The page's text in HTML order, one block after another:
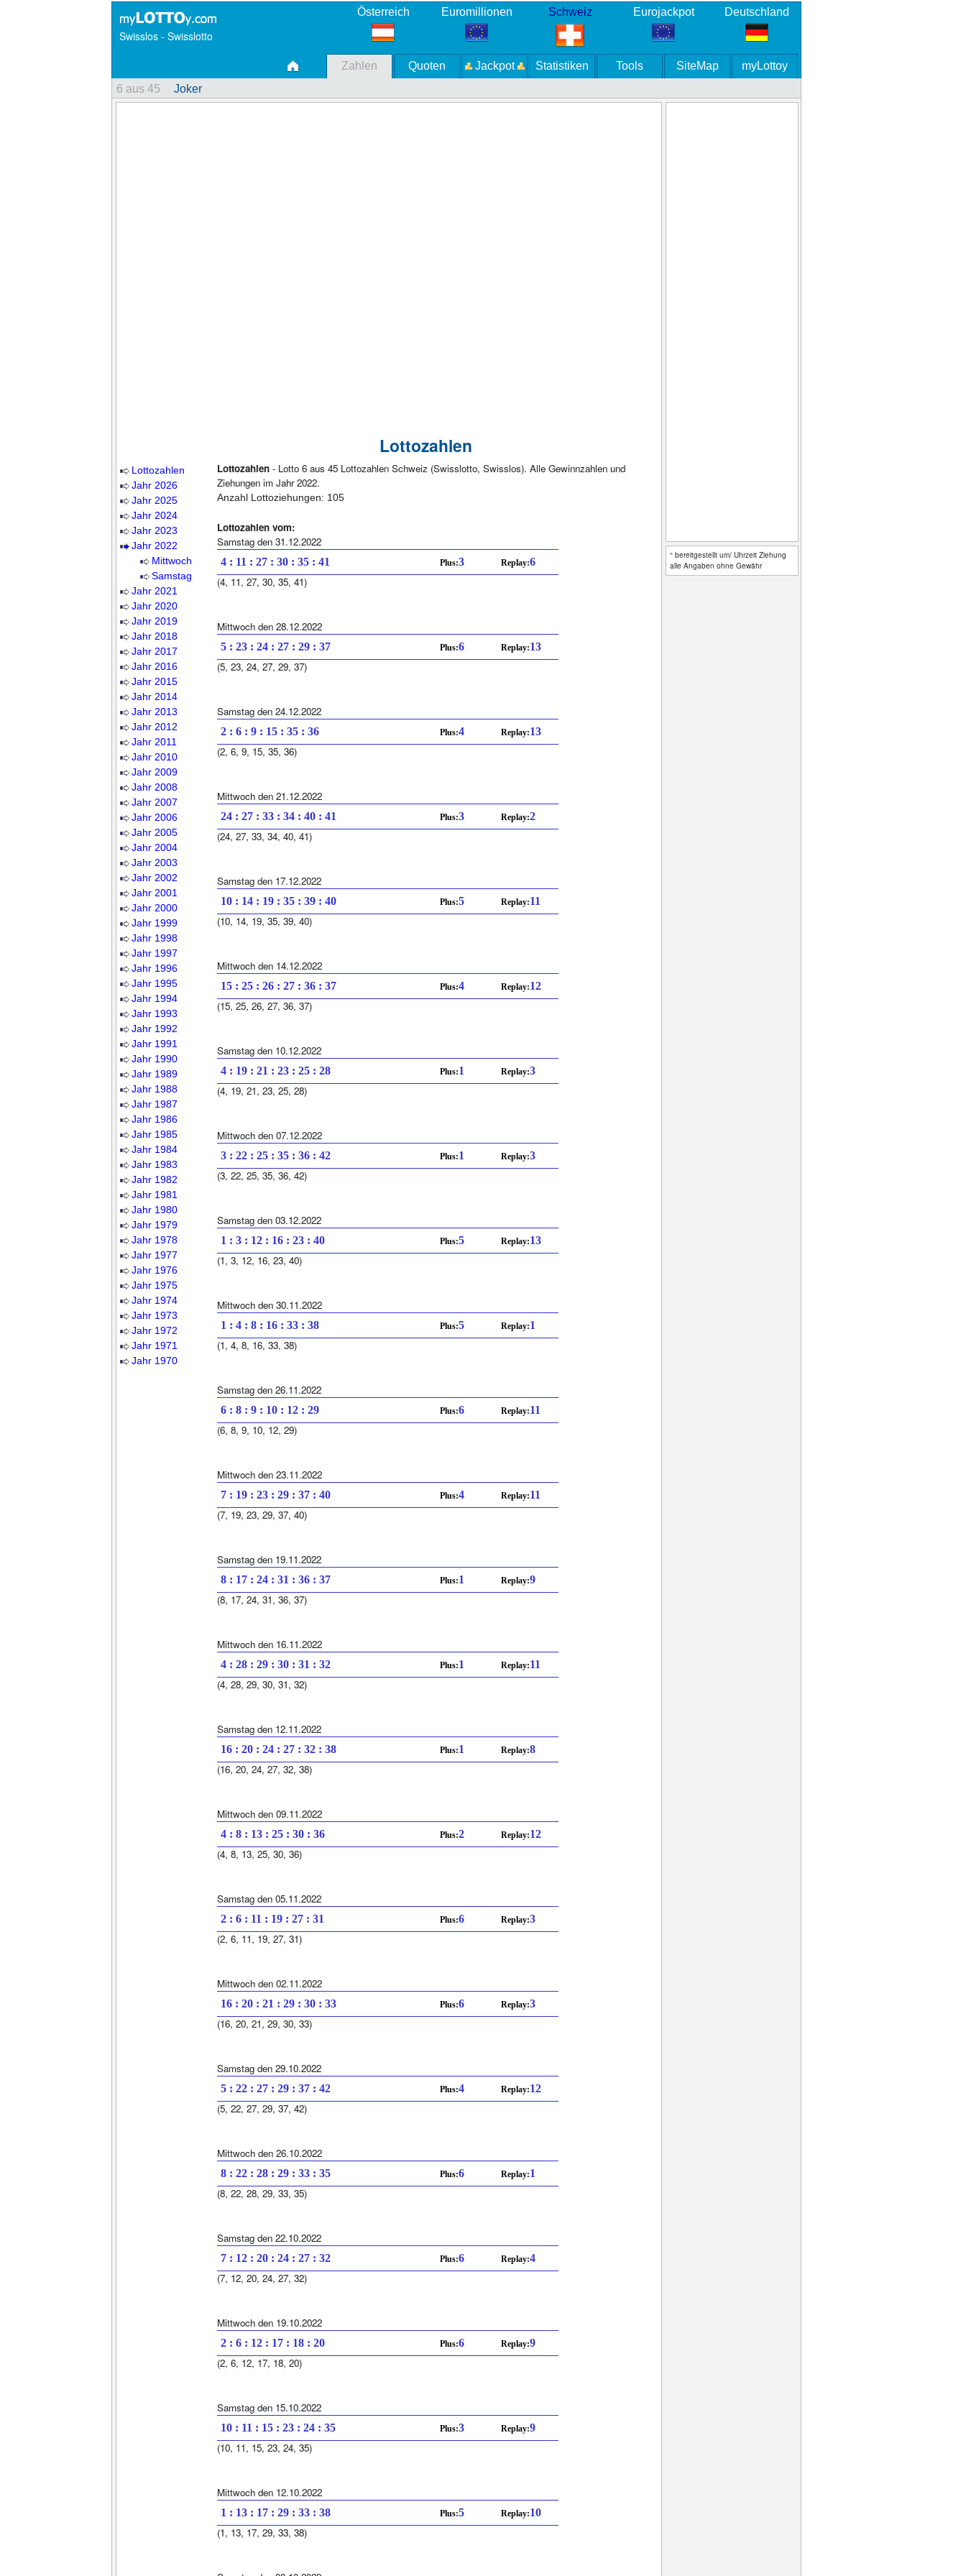
Swisslos - Swisslotto
Österreich Euromillionen Schweiz Eurojackpot Deutschland
Zahlen Quoten Jackpot Statistiken Tools SiteMap
myLottoy
6 aus 45
Joker
Lottozahlen
Jahr 2026
Jahr 2025
Jahr 2024
Jahr 2023
Jahr 2022
Mittwoch
Samstag
Jahr 2021
Jahr 2020
Jahr 2019
Jahr 2018
Jahr 2017
Jahr 2016
Jahr 2015
Jahr 2014
Jahr 2013
Jahr 2012
Jahr 2011
Jahr 2010
Jahr 2009
Jahr 2008
Jahr 2007
Jahr 2006
Jahr 2005
Jahr 2004
Jahr 2003
Jahr 2002
Jahr 2001
Jahr 2000
Jahr 1999
Jahr 1998
Jahr 1997
Jahr 1996
Jahr 1995
Jahr 1994
Jahr 1993
Jahr 1992
Jahr 1991
Jahr 1990
Jahr 1989
Jahr 1988
Jahr 1987
Jahr 1986
Jahr 1985
Jahr 1984
Jahr 1983
Jahr 1982
Jahr 1981
Jahr 1980
Jahr 1979
Jahr 1978
Jahr 1977
Jahr 1976
Jahr 1975
Jahr 1974
Jahr 1973
Jahr 1972
Jahr 1971
Jahr 1970
Lottozahlen
Lottozahlen - Lotto 6 aus 45 Lottozahlen Schweiz (Swisslotto, Swisslos). Alle Gewinnzahlen und
Ziehungen im Jahr 2022.
Anzahl Lottoziehungen: 105
Lottozahlen vom:
Samstag den 31.12.2022
4 : 11 : 27 : 30 : 35 : 41 Plus:3 Replay:6
(4, 11, 27, 30, 35, 41)
Mittwoch den 28.12.2022
5 : 23 : 24 : 27 : 29 : 37 Plus:6 Replay:13
(5, 23, 24, 27, 29, 37)
Samstag den 24.12.2022
2 : 6 : 9 : 15 : 35 : 36 Plus:4 Replay:13
(2, 6, 9, 15, 35, 36)
Mittwoch den 21.12.2022
24 : 27 : 33 : 34 : 40 : 41 Plus:3 Replay:2
(24, 27, 33, 34, 40, 41)
Samstag den 17.12.2022
10 : 14 : 19 : 35 : 39 : 40 Plus:5 Replay:11
(10, 14, 19, 35, 39, 40)
Mittwoch den 14.12.2022
15 : 25 : 26 : 27 : 36 : 37 Plus:4 Replay:12
(15, 25, 26, 27, 36, 37)
Samstag den 10.12.2022
4 : 19 : 21 : 23 : 25 : 28 Plus:1 Replay:3
(4, 19, 21, 23, 25, 28)
Mittwoch den 07.12.2022
3 : 22 : 25 : 35 : 36 : 42 Plus:1 Replay:3
(3, 22, 25, 35, 36, 42)
Samstag den 03.12.2022
1 : 3 : 12 : 16 : 23 : 40 Plus:5 Replay:13
(1, 3, 12, 16, 23, 40)
Mittwoch den 30.11.2022
1 : 4 : 8 : 16 : 33 : 38 Plus:5 Replay:1
(1, 4, 8, 16, 33, 38)
Samstag den 26.11.2022
6 : 8 : 9 : 10 : 12 : 29 Plus:6 Replay:11
(6, 8, 9, 10, 12, 29)
Mittwoch den 23.11.2022
7 : 19 : 23 : 29 : 37 : 40 Plus:4 Replay:11
(7, 19, 23, 29, 37, 40)
Samstag den 19.11.2022
8 : 17 : 24 : 31 : 36 : 37 Plus:1 Replay:9
(8, 17, 24, 31, 36, 37)
Mittwoch den 16.11.2022
4 : 28 : 29 : 30 : 31 : 32 Plus:1 Replay:11
(4, 28, 29, 30, 31, 32)
Samstag den 12.11.2022
16 : 20 : 24 : 27 : 32 : 38 Plus:1 Replay:8
(16, 20, 24, 27, 32, 38)
Mittwoch den 09.11.2022
4 : 8 : 13 : 25 : 30 : 36 Plus:2 Replay:12
(4, 8, 13, 25, 30, 36)
Samstag den 05.11.2022
2 : 6 : 11 : 19 : 27 : 31 Plus:6 Replay:3
(2, 6, 11, 19, 27, 31)
Mittwoch den 02.11.2022
16 : 20 : 21 : 29 : 30 : 33 Plus:6 Replay:3
(16, 20, 21, 29, 30, 33)
Samstag den 29.10.2022
5 : 22 : 27 : 29 : 37 : 42 Plus:4 Replay:12
(5, 22, 27, 29, 37, 42)
Mittwoch den 26.10.2022
8 : 22 : 28 : 29 : 33 : 35 Plus:6 Replay:1
(8, 22, 28, 29, 33, 35)
Samstag den 22.10.2022
7 : 12 : 20 : 24 : 27 : 32 Plus:6 Replay:4
(7, 12, 20, 24, 27, 32)
Mittwoch den 19.10.2022
2 : 6 : 12 : 17 : 18 : 20 Plus:6 Replay:9
(2, 6, 12, 17, 18, 20)
Samstag den 15.10.2022
10 : 11 : 15 : 23 : 24 : 35 Plus:3 Replay:9
(10, 11, 15, 23, 24, 35)
Mittwoch den 12.10.2022
1 : 13 : 17 : 29 : 33 : 38 Plus:5 Replay:10
(1, 13, 17, 29, 33, 38)
° bereitgestellt um/ Uhrzeit Ziehung
alle Angaben ohne Gewähr